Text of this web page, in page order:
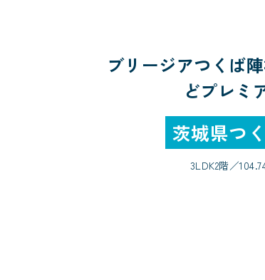
ブリージアつくば
どプレミ
茨城県つ
3LDK2階／